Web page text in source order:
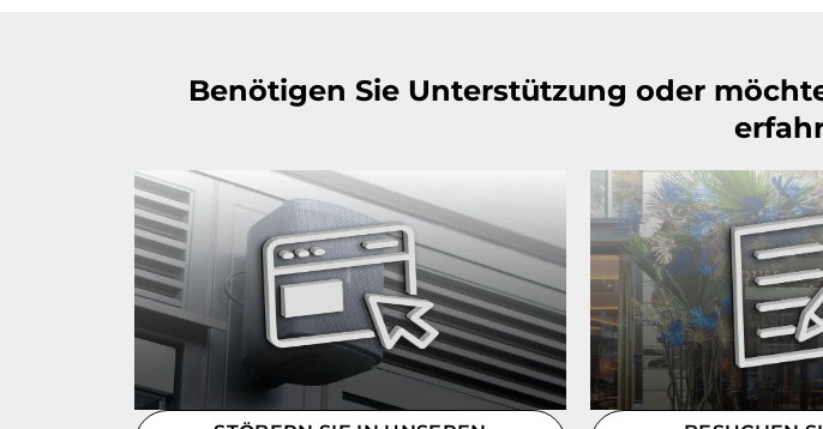
Benötigen Sie Unterstützung oder